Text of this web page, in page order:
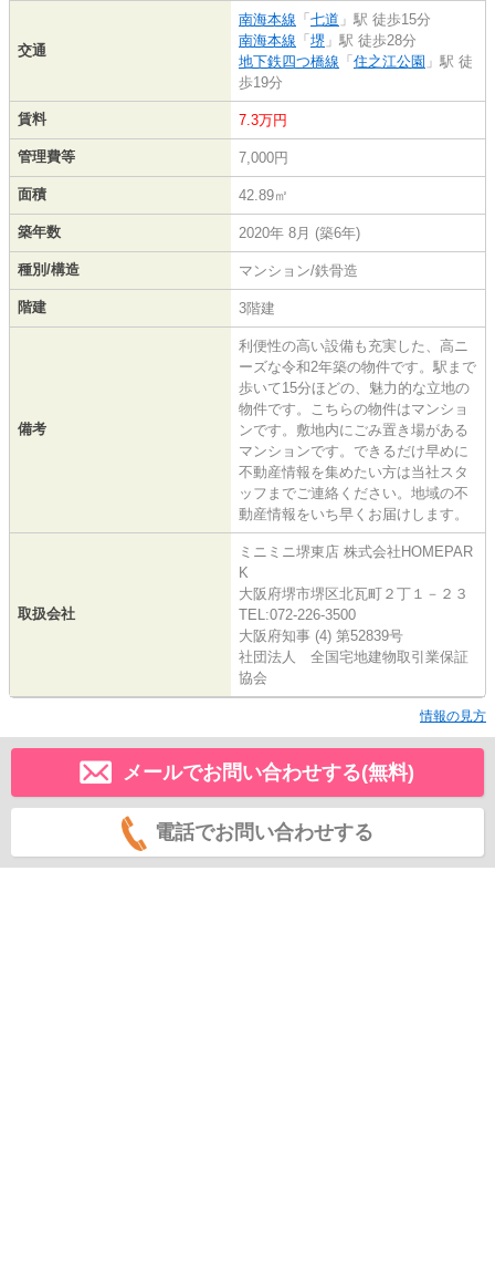
交通
南海本線 「 七道 」駅 徒歩15分
南海本線 「 堺 」駅 徒歩28分
地下鉄四つ橋線 「 住之江公園 」駅 徒
歩19分
賃料 7.3万円
管理費等 7,000円
面積 42.89㎡
築年数 2020年 8月 (築6年)
種別/構造 マンション/鉄骨造
階建 3階建
備考
利便性の高い設備も充実した、高ニ
ーズな令和2年築の物件です。駅まで
歩いて15分ほどの、魅力的な立地の
物件です。こちらの物件はマンショ
ンです。敷地内にごみ置き場がある
マンションです。できるだけ早めに
不動産情報を集めたい方は当社スタ
ッフまでご連絡ください。地域の不
動産情報をいち早くお届けします。
取扱会社
ミニミニ堺東店 株式会社HOMEPAR
K
大阪府堺市堺区北瓦町２丁１－２３
TEL:072-226-3500
大阪府知事 (4) 第52839号
社団法人 全国宅地建物取引業保証
協会
情報の見方
メールでお問い合わせする(無料)
電話でお問い合わせする